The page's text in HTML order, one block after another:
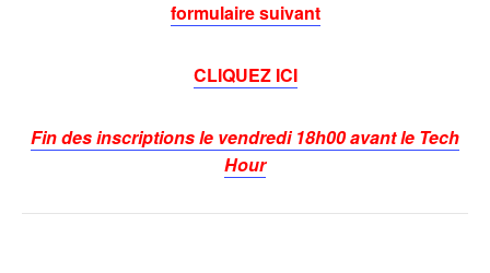
formulaire suivant
CLIQUEZ ICI
Fin des inscriptions le vendredi 18h00 avant le Tech
Hour